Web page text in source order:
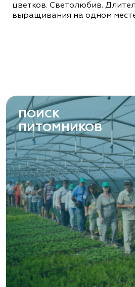
цветков. Светолюбив.
выращивания на одном
ПОИСК
ПИТОМНИКОВ